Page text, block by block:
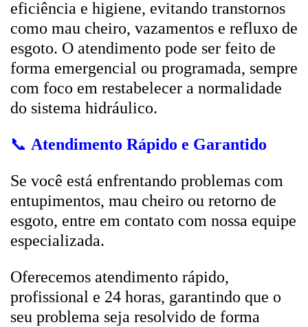
eficiência e higiene, evitando transtornos
como mau cheiro, vazamentos e refluxo de
esgoto. O atendimento pode ser feito de
forma emergencial ou programada, sempre
com foco em restabelecer a normalidade
do sistema hidráulico.
📞 Atendimento Rápido e Garantido
Se você está enfrentando problemas com
entupimentos, mau cheiro ou retorno de
esgoto, entre em contato com nossa equipe
especializada.
Oferecemos atendimento rápido,
profissional e 24 horas, garantindo que o
seu problema seja resolvido de forma